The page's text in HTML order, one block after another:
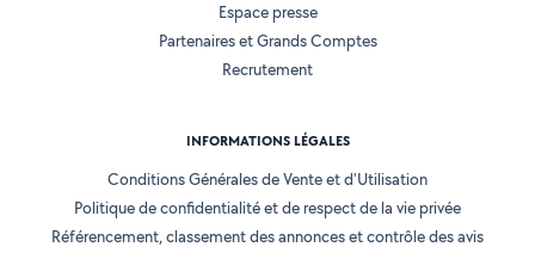
Espace presse
Partenaires et Grands Comptes
Recrutement
INFORMATIONS LÉGALES
Conditions Générales de Vente et d'Utilisation
Politique de confidentialité et de respect de la vie privée
Référencement, classement des annonces et contrôle des avis